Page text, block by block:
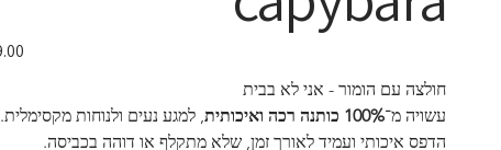
חולצה עם הומור - אני לא בבית
עשויה מ־100% כותנה רכה ואיכותית
, למגע נעים ולנוחות מקסימלית.
הדפס איכותי ועמיד לאורך זמן, שלא מתקלף או דוהה בכביסה.